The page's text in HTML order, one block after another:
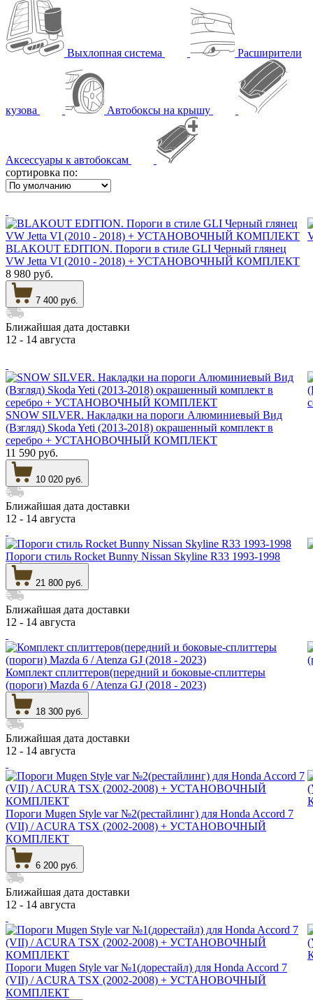
Выхлопная система Расширители
кузова Автобоксы на крышу
Аксессуары к автобоксам
сортировка по:
BLAKOUT EDITION. Пороги в стиле GLI Черный глянец
VW Jetta VI (2010 - 2018) + УСТАНОВОЧНЫЙ КОМПЛЕКТ
8 980 руб.
7 400 руб.
Ближайшая дата доставки
12 - 14 августа
SNOW SILVER. Накладки на пороги Алюминиевый Вид
(Взгляд) Skoda Yeti (2013-2018) окрашенный комплект в
серебро + УСТАНОВОЧНЫЙ КОМПЛЕКТ
11 590 руб.
10 020 руб.
Ближайшая дата доставки
12 - 14 августа
Пороги стиль Rocket Bunny Nissan Skyline R33 1993-1998
21 800 руб.
Ближайшая дата доставки
12 - 14 августа
Комплект сплиттеров(передний и боковые-сплиттеры
(пороги) Mazda 6 / Atenza GJ (2018 - 2023)
18 300 руб.
Ближайшая дата доставки
12 - 14 августа
Пороги Mugen Style var №2(рестайлинг) для Honda Accord 7
(VII) / ACURA TSX (2002-2008) + УСТАНОВОЧНЫЙ
КОМПЛЕКТ
6 200 руб.
Ближайшая дата доставки
12 - 14 августа
Пороги Mugen Style var №1(дорестайл) для Honda Accord 7
(VII) / ACURA TSX (2002-2008) + УСТАНОВОЧНЫЙ
КОМПЛЕКТ